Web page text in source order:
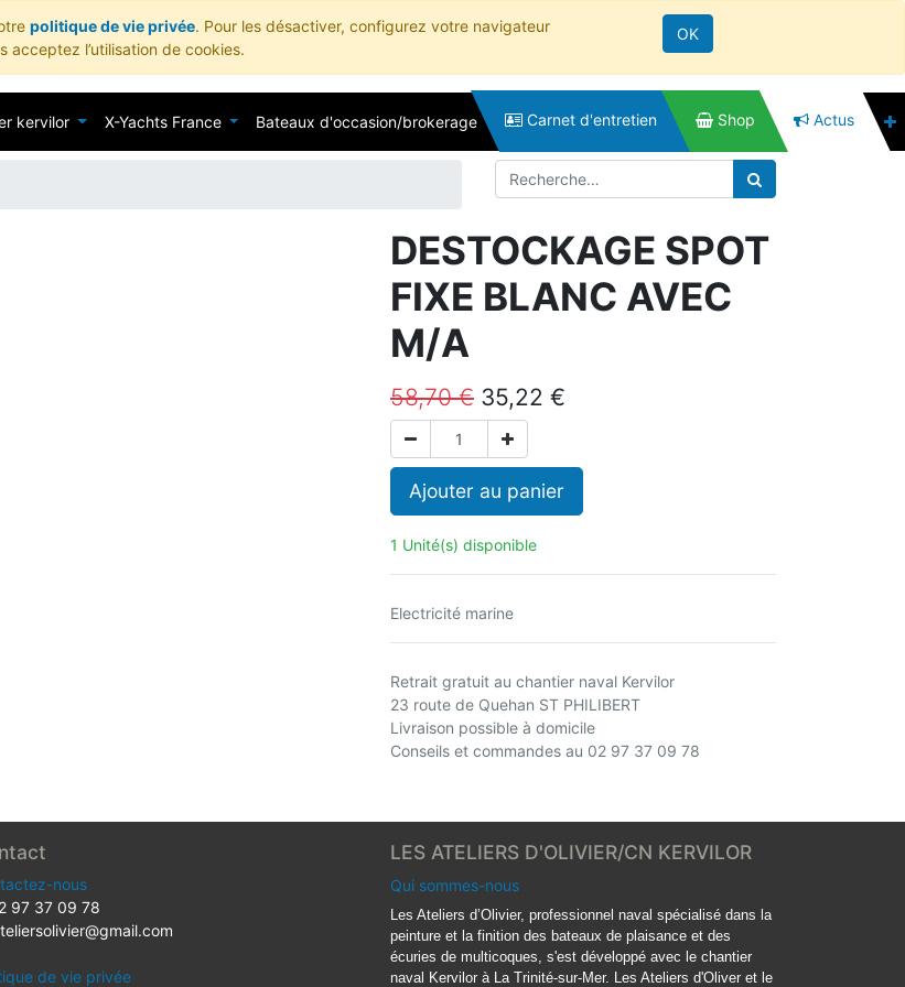
politique de vie privée. Pour les désactiver, configurez votre navigateur
l’utilisation de cookies.
OK
kervilor X-Yachts France Bateaux d'occasion/brokerage Carnet d'entretien Shop Actus
DESTOCKAGE SPOT
FIXE BLANC AVEC
M/A
58,70€ 35,22 €
Ajouter au panier
1 Unité(s) disponible
Electricité marine
Retrait gratuit au chantier naval Kervilor
23 route de Quehan ST PHILIBERT
Livraison possible à domicile
Conseils et commandes au 02 97 37 09 78
nous
97 37 09 78
de vie privée
LES ATELIERS D'OLIVIER/CN KERVILOR
Qui sommes-nous
Les Ateliers d’Olivier, professionnel naval spécialisé dans la
peinture et la finition des bateaux de plaisance et des
écuries de multicoques, s'est développé avec le chantier
naval Kervilor à La Trinité-sur-Mer. Les Ateliers d'Oliver et le